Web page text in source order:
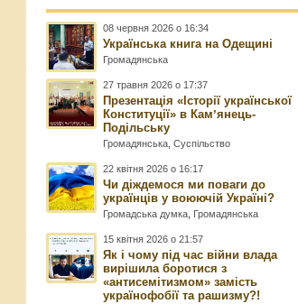
08 червня 2026 о 16:34
Українська книга на Одещині
Громадянська
27 травня 2026 о 17:37
Презентація «Історії української
Конституції» в Камʼянець-
Подільську
Громадянська ,Суспільство
22 квітня 2026 о 16:17
Чи діждемося ми поваги до
українців у воюючій Україні?
Громадська думка Громадянська
15 квітня 2026 о 21:57
Як і чому під час війни влада
вирішила боротися з
«антисемітизмом» замість
українофобії та рашизму?!